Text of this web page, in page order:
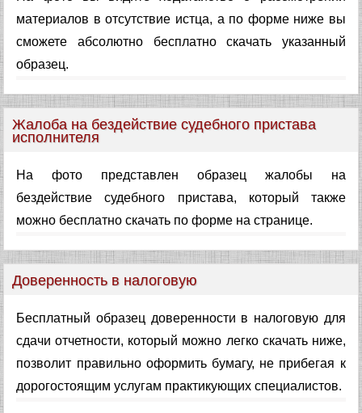
материалов в отсутствие истца, а по форме ниже вы
сможете абсолютно бесплатно скачать указанный
образец.
Жалоба на бездействие судебного пристава
исполнителя
На фото представлен образец жалобы на
бездействие судебного пристава, который также
можно бесплатно скачать по форме на странице.
Доверенность в налоговую
Бесплатный образец доверенности в налоговую для
сдачи отчетности, который можно легко скачать ниже,
позволит правильно оформить бумагу, не прибегая к
дорогостоящим услугам практикующих специалистов.